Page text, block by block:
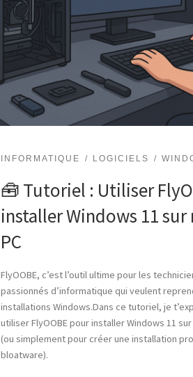
INFORMATIQUE LOGICIELS
🧰 Tutoriel : Utiliser
installer Windows 11
PC
FlyOOBE, c’est l’outil ultime pour les
passionnés d’informatique qui veulent
installations Windows.Dans ce tutoriel, je
utiliser FlyOOBE pour installer Windows 11
(ou simplement pour créer une installation
bloatware).